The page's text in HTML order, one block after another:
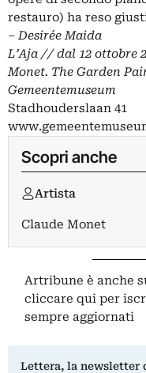
restauro) ha reso
– Desirée Maida
L’Aja // dal 12 ottobre
Monet. The Garden
Gemeentemuseum
Stadhouderslaan 41
Scopri anche
Artista
Claude Monet
Artribune è anche
cliccare qui per
sempre aggiornati
Lettera, la newsletter